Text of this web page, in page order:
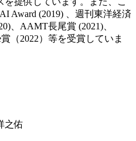
Award (2019) 、週刊東洋経済
、AAMT長尾賞 (2021)、
（2022）等を受賞していま
之佑